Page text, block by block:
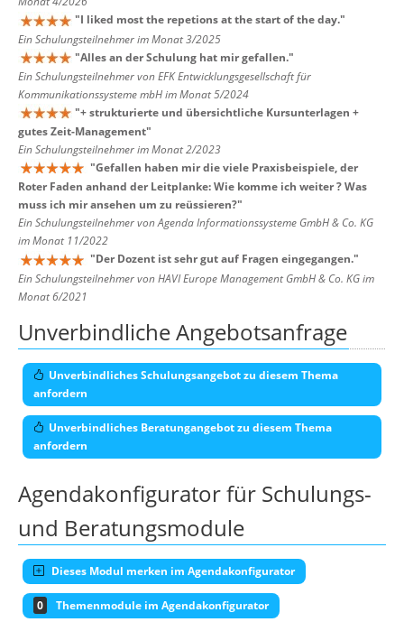
"I liked most the repetions at the start of the day."
Ein Schulungsteilnehmer im Monat 3/2025
"Alles an der Schulung hat mir gefallen."
Ein Schulungsteilnehmer von EFK Entwicklungsgesellschaft für
Kommunikationssysteme mbH im Monat 5/2024
"+ strukturierte und übersichtliche Kursunterlagen +
gutes Zeit-Management"
Ein Schulungsteilnehmer im Monat 2/2023
"Gefallen haben mir die viele Praxisbeispiele, der
Roter Faden anhand der Leitplanke: Wie komme ich weiter ? Was
muss ich mir ansehen um zu reüssieren?"
Ein Schulungsteilnehmer von Agenda Informationssysteme GmbH & Co. KG
im Monat 11/2022
"Der Dozent ist sehr gut auf Fragen eingegangen."
Ein Schulungsteilnehmer von HAVI Europe Management GmbH & Co. KG im
Monat 6/2021
Unverbindliche Angebotsanfrage
Unverbindliches Schulungsangebot zu diesem Thema
anfordern
Unverbindliches Beratungangebot zu diesem Thema
anfordern
Agendakonfigurator für Schulungs-
und Beratungsmodule
Dieses Modul merken im Agendakonfigurator
0 Themenmodule im Agendakonfigurator